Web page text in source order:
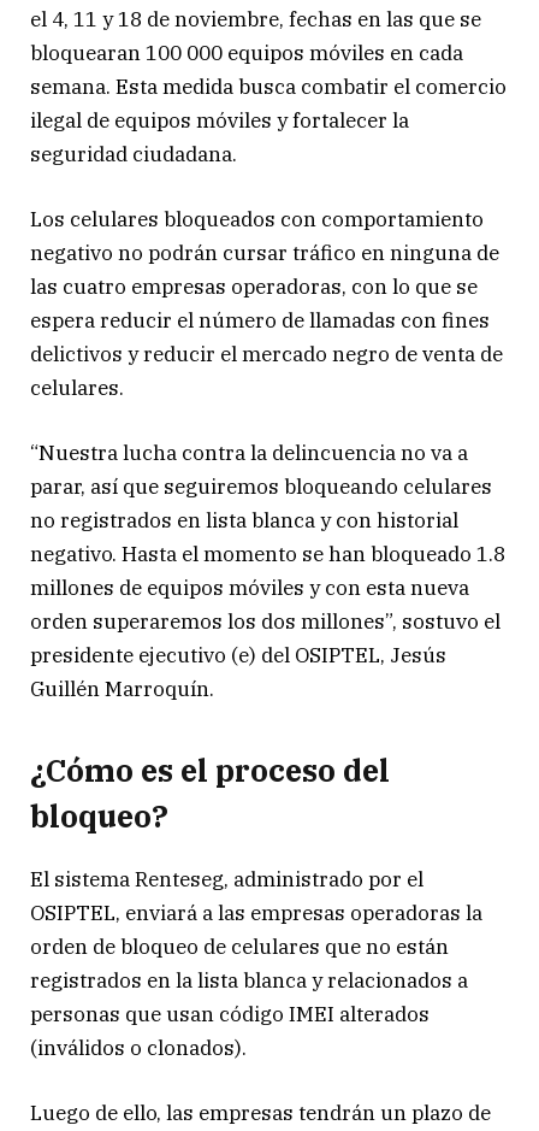
el 4, 11 y 18 de noviembre, fechas en las que se
bloquearan 100 000 equipos móviles en cada
semana. Esta medida busca combatir el comercio
ilegal de equipos móviles y fortalecer la
seguridad ciudadana.
Los celulares bloqueados con comportamiento
negativo no podrán cursar tráfico en ninguna de
las cuatro empresas operadoras, con lo que se
espera reducir el número de llamadas con fines
delictivos y reducir el mercado negro de venta de
celulares.
“Nuestra lucha contra la delincuencia no va a
parar, así que seguiremos bloqueando celulares
no registrados en lista blanca y con historial
negativo. Hasta el momento se han bloqueado 1.8
millones de equipos móviles y con esta nueva
orden superaremos los dos millones”, sostuvo el
presidente ejecutivo (e) del OSIPTEL, Jesús
Guillén Marroquín.
¿Cómo es el proceso del
bloqueo?
El sistema Renteseg, administrado por el
OSIPTEL, enviará a las empresas operadoras la
orden de bloqueo de celulares que no están
registrados en la lista blanca y relacionados a
personas que usan código IMEI alterados
(inválidos o clonados).
Luego de ello, las empresas tendrán un plazo de